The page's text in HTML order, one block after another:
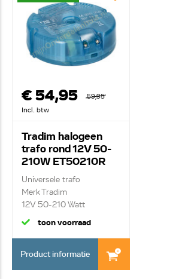
€ 54,95
59,95
Incl. btw
Tradim halogeen
trafo rond 12V 50-
210W ET50210R
Universele trafo
Merk Tradim
12V 50-210 Watt
toon voorraad
Product informatie